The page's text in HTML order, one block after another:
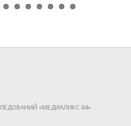
«МЕДИАЛИКС 64»